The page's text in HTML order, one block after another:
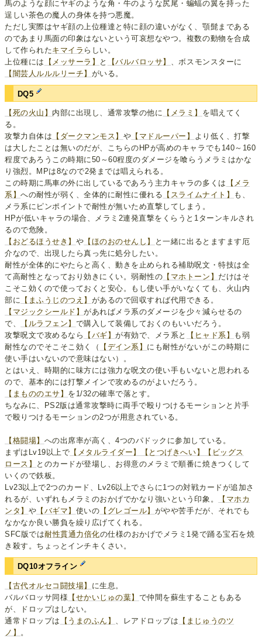
馬のような顔にヤギのような角・牛のような尻尾・蝙蝠の翼を持った
逞しい茶色の魔人の身体を持つ悪魔。
ただし実際はヤギ顔の上位種達と特に顔の違いがなく、顎髭まである
のであまり馬面の印象はないという可哀想なやつ。複数の動物を合成
して作られたキマイラ らしい。
上位種には
【メッサーラ】 と 【バルバロッサ】
、ボスモンスターに
【闇芸人ルルルリーチ】 がいる。
DQ5
【死の火山】 内部に出現し、通常攻撃の他に 【メラミ】 を唱えてく
る。
攻撃力自体は 【ダークマンモス】 や 【マドルーパー】 より低く、打撃
は大したことは無いのだが、こちらのHPが高めのキャラでも140～160
程度であろうこの時期に50～60程度のダメージを喰らうメラミはかな
り強烈。MPは8なので2発までは唱えられる。
この時期に馬車の外に出しているであろう主力キャラの多くは
【メラ
系】への耐性が弱く、全体的に耐性に優れる 【スライムナイト】
も、
メラ系にピンポイントで耐性が無いため直撃してしまう。
HPが低いキャラの場合、メラミ2連発直撃をくらうと1ターンキルされ
るので危険。
【おどるほうせき】 や 【ほのおのせんし】
と一緒に出るとますます厄
介なので、出現したら真っ先に処分したい。
耐性が全体的にやたらと高く、動きを止められる補助呪文・特技は全
て高耐性となっており効きにくい。弱耐性の 【マホトーン】 だけはそ
こそこ効くので使っておくと安心。もし使い手がいなくても、火山内
部に 【まふうじのつえ】 があるので回収すれば代用できる。
【マジックシールド】があればメラ系のダメージを少々減らせるの
で、
【ルラフェン】 で購入して装備しておくのもいいだろう。
攻撃呪文で攻めるなら
【バギ】が有効で、メラ系と 【ヒャド系】
も弱
耐性なのでそこそこ効く（
【デイン系】 にも耐性がないがこの時期に
使い手はいないので意味はない）。
とはいえ、時期的に味方には強力な呪文の使い手もいないと思われる
ので、基本的には打撃メインで攻めるのがよいだろう。
【まもののエサ】 を1/32の確率で落とす。
ちなみに、PS2版は通常攻撃時に両手で殴りつけるモーションと片手
で殴りつけるモーションの2つが用意されている。
【格闘場】 への出席率が高く、4つのパドックに参加している。
まずはLv19以上で 【メタルライダー】 【とつげきへい】
【ビッグス
ロース】
とのカードが登場し、お得意のメラミで順番に焼きつくして
いくので鉄板。
Lv23以上で2つのカード、Lv26以上でさらに1つの対戦カードが追加さ
れるが、いずれもメラミのおかげでかなり強いという印象。
【マホカ
ンタ】 や 【バギマ】 使いの 【グレゴール】 がやや苦手だが、それでも
なかなか良い勝負を繰り広げてくれる。
SFC版では耐性貫通力倍化の仕様のおかげでメラミ1発で踊る宝石を焼
き殺す。ちょっとインチキくさい。
DQ10オフライン
【古代オルセコ闘技場】 に生息。
バルバロッサ同様 【せかいじゅの葉】 で仲間を蘇生することもある
が、ドロップはしない。
通常ドロップは
【うまのふん】 、レアドロップは 【まじゅうのツ
ノ】
。